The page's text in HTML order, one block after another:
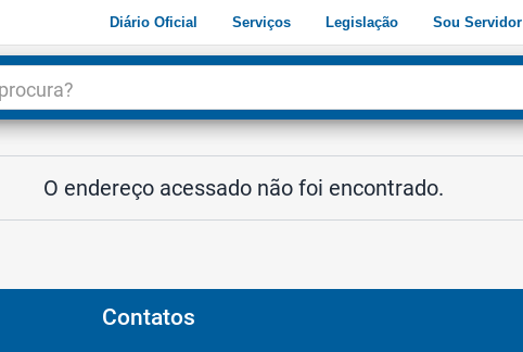
Diário Oficial Serviços Legislação Sou Servidor
O endereço acessado não foi encontrado.
Contatos